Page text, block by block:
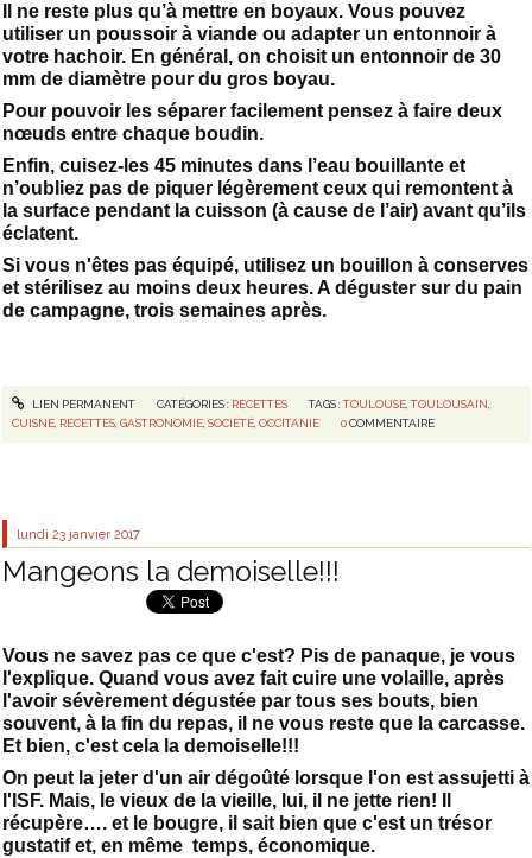
Il ne reste plus qu’à mettre en boyaux. Vous pouvez
utiliser un poussoir à viande ou adapter un entonnoir à
votre hachoir. En général, on choisit un entonnoir de 30
mm de diamètre pour du gros boyau.
Pour pouvoir les séparer facilement pensez à faire deux
nœuds entre chaque boudin.
Enfin, cuisez-les 45 minutes dans l’eau bouillante et
n’oubliez pas de piquer légèrement ceux qui remontent à
la surface pendant la cuisson (à cause de l’air) avant qu’ils
éclatent.
Si vous n'êtes pas équipé, utilisez un bouillon à conserves
et stérilisez au moins deux heures. A déguster sur du pain
de campagne, trois semaines après.
LIEN PERMANENT CATÉGORIES : RECETTES TAGS :TOULOUSE ,TOULOUSAIN
CUISNE RECETTES ,GASTRONOMIE ,SOCIÉTÉ ,OCCITANIE 0 COMMENTAIRE
lundi 23 janvier 2017
Mangeons la demoiselle!!!
Vous ne savez pas ce que c'est? Pis de panaque, je vous
l'explique. Quand vous avez fait cuire une volaille, après
l'avoir sévèrement dégustée par tous ses bouts, bien
souvent, à la fin du repas, il ne vous reste que la carcasse.
Et bien, c'est cela la demoiselle!!!
On peut la jeter d'un air dégoûté lorsque l'on est assujetti à
l'ISF. Mais, le vieux de la vieille, lui, il ne jette rien! Il
récupère…. et le bougre, il sait bien que c'est un trésor
gustatif et, en même temps, économique.